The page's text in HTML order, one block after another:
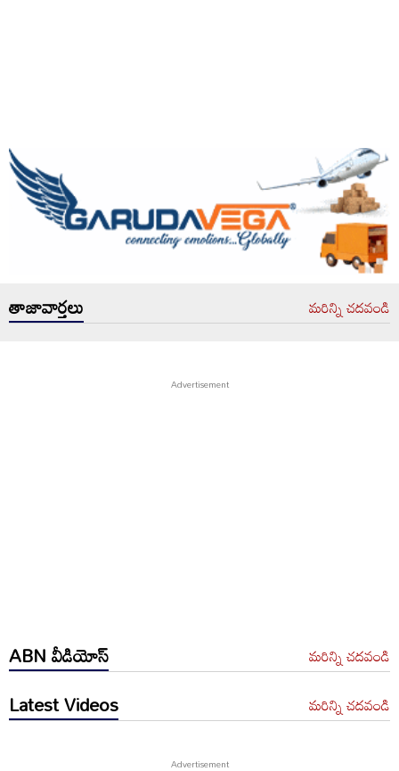
తాజావార్తలు మరిన్ని చదవండి
ABN వీడియోస్ మరిన్ని చదవండి
Latest Videos మరిన్ని చదవండి